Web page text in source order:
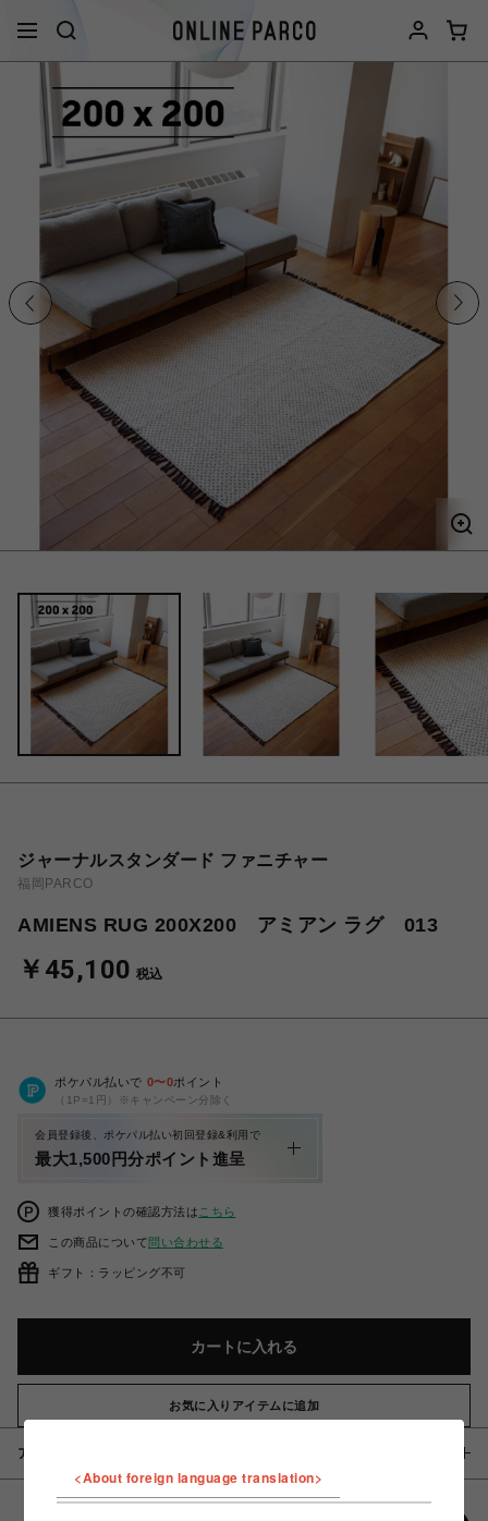
ジャーナルスタンダード ファニチャー
福岡PARCO
AMIENS RUG 200X200 アミアン ラグ 013
￥45,100 税込
ポケパル払いで 0〜0ポイント
（1P=1円）※キャンペーン分除く
会員登録後、ポケパル払い初回登録&利用で
最大1,500円分ポイント進呈
獲得ポイントの確認方法は こちら
この商品について問い合わせる
ギフト：ラッピング不可
カートに入れる
お気に入りアイテムに追加
アイテム説明 / 素材
<About foreign language translation>